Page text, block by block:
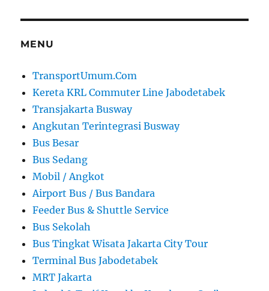
MENU
TransportUmum.Com
Kereta KRL Commuter Line Jabodetabek
Transjakarta Busway
Angkutan Terintegrasi Busway
Bus Besar
Bus Sedang
Mobil / Angkot
Airport Bus / Bus Bandara
Feeder Bus & Shuttle Service
Bus Sekolah
Bus Tingkat Wisata Jakarta City Tour
Terminal Bus Jabodetabek
MRT Jakarta